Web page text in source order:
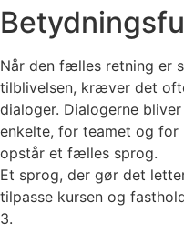
Når den fælles retning er
tilblivelsen, kræver det
dialoger. Dialogerne
enkelte, for teamet og for
opstår et fælles sprog.
Et sprog, der gør det
tilpasse kursen og
3.